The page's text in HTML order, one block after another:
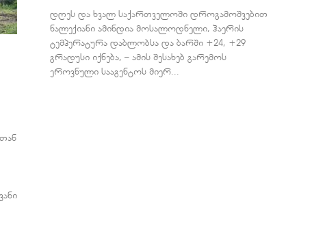
დღეს და ხვალ საქართველოში დროგამოშვებით
ნალექიანი ამინდია მოსალოდნელი, ჰაერის
ტემპერატურა დაბლობსა და ბარში +24, +29
გრადუსი იქნება, – ამის შესახებ გარემოს
ეროვნული სააგენტოს მიერ...